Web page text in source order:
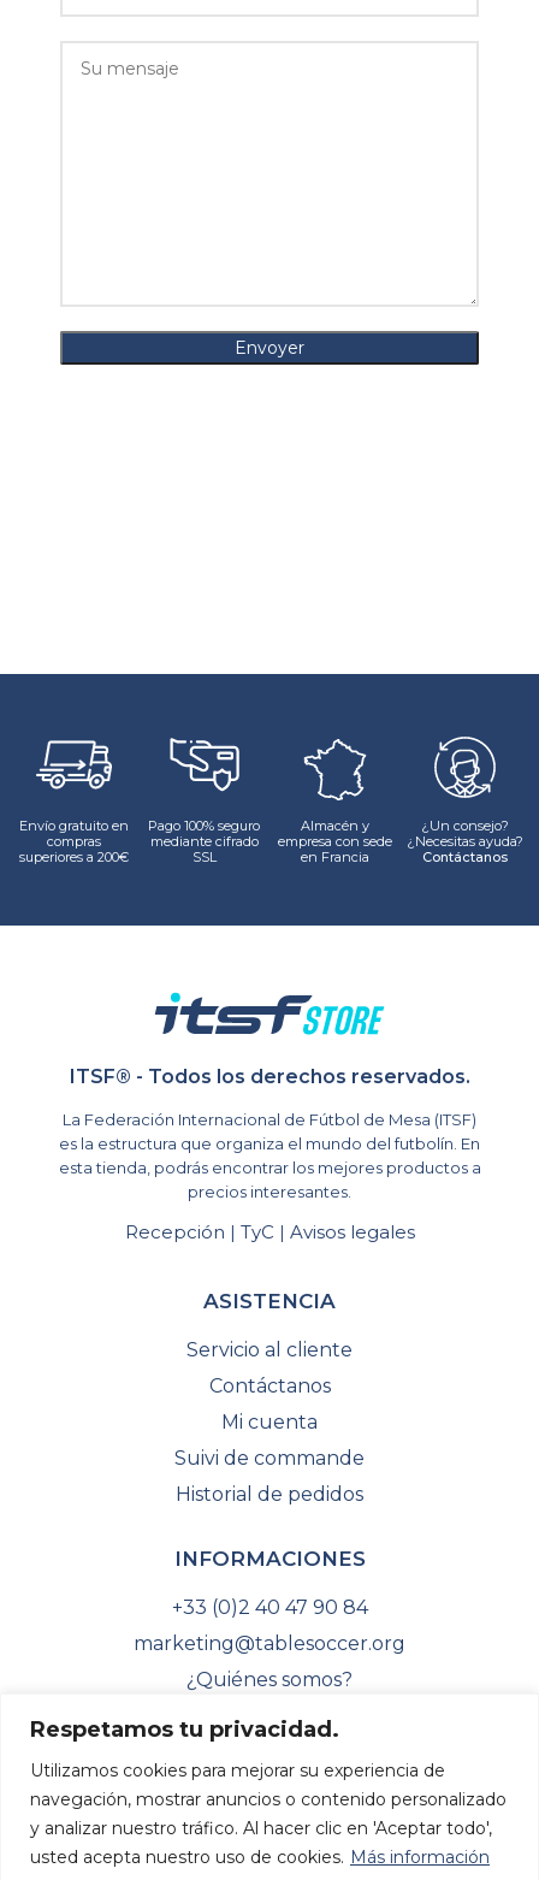
Respetamos tu privacidad.
Utilizamos cookies para mejorar su experiencia de
navegación, mostrar anuncios o contenido personalizado
y analizar nuestro tráfico. Al hacer clic en 'Aceptar todo',
usted acepta nuestro uso de cookies. Más información
Envío gratuito en
compras
superiores a 200€
Pago 100% seguro
mediante cifrado
SSL
Almacén y
empresa con sede
en Francia
¿Un consejo?
¿Necesitas ayuda?
Contáctanos
ITSF® - Todos los derechos reservados.
La Federación Internacional de Fútbol de Mesa (ITSF)
es la estructura que organiza el mundo del futbolín. En
esta tienda, podrás encontrar los mejores productos a
precios interesantes.
Recepción | TyC | Avisos legales
ASISTENCIA
Servicio al cliente
Contáctanos
Mi cuenta
Suivi de commande
Historial de pedidos
INFORMACIONES
+33 (0)2 40 47 90 84
marketing@tablesoccer.org
¿Quiénes somos?
Sitio web de la ITSF